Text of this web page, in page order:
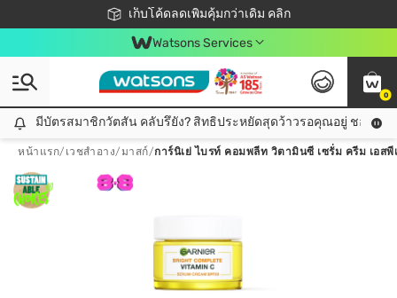
เก็บโค้ดลดเพิ่มคุ้มกว่าเดิม คลิก
ชอปออนไลน์ครั้งแรก ลดเพิ่มจุก ๆ 10%! 🎉
📦ส่งฟรี! เมื่อชอป 499฿
สมาชิกวัตสัน คลับดียังไง?
Watsons Services
0
มีบัตรสมาชิกวัตสัน คลับรึยัง? สิทธิประหยัดสุดว้าวรอคุณอยู่ ชอปคุ้มกว่าเดิม คลิก!
มีบัตรสมาชิกวัตสัน คลับรึยัง? สิทธิประหยัดสุดว้าวรอคุณอยู่ ชอปคุ้มก
หน้าแรก/ เวชสำอาง/มาสก์/การ์นิเย่ ไบรท์ คอมพลีท วิตามินซี เซรั่ม ครีม เอส